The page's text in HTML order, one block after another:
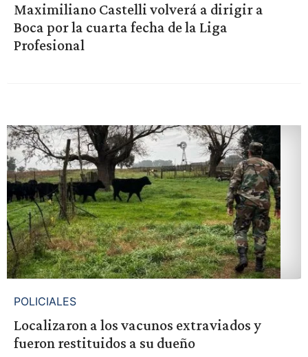
Maximiliano Castelli volverá a dirigir a
Boca por la cuarta fecha de la Liga
Profesional
POLICIALES
Localizaron a los vacunos extraviados y
fueron restituidos a su dueño